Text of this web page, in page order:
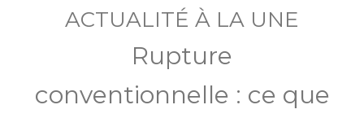
ACTUALITÉ À LA UNE
Rupture
conventionnelle : ce que